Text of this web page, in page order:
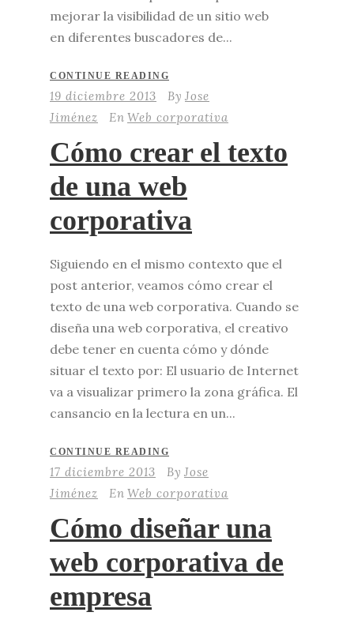
mejorar la visibilidad de un sitio web
en diferentes buscadores de...
CONTINUE READING
19 diciembre 2013 By Jose
Jiménez
En Web corporativa
Cómo crear el texto
de una web
corporativa
Siguiendo en el mismo contexto que el
post anterior, veamos cómo crear el
texto de una web corporativa. Cuando se
diseña una web corporativa, el creativo
debe tener en cuenta cómo y dónde
situar el texto por: El usuario de Internet
va a visualizar primero la zona gráfica. El
cansancio en la lectura en un...
CONTINUE READING
17 diciembre 2013 By Jose
Jiménez
En Web corporativa
Cómo diseñar una
web corporativa de
empresa